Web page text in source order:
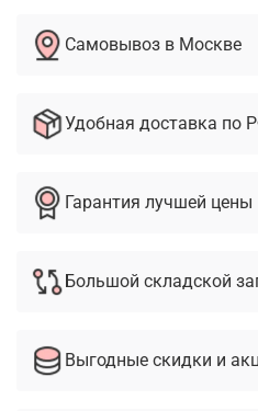
Самовывоз в Москве
Удобная доставка по
Гарантия лучшей цены
Большой складской
Выгодные скидки и